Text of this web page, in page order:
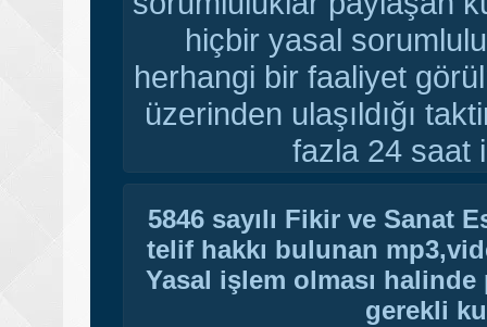
hiçbir yasal
herhangi bir faaliyet
üzerinden ulaşıldığı
fazla 24 saat
5846 sayılı Fikir ve Sanat
telif hakkı bulunan
Yasal işlem olması
gerekli